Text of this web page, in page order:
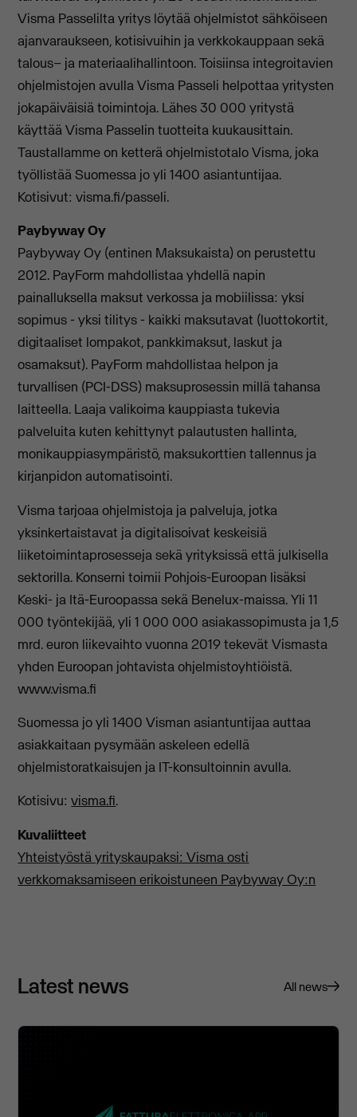
Visma Passelilta yritys löytää ohjelmistot sähköiseen
ajanvaraukseen, kotisivuihin ja verkkokauppaan sekä
talous– ja materiaalihallintoon. Toisiinsa integroitavien
ohjelmistojen avulla Visma Passeli helpottaa yritysten
jokapäiväisiä toimintoja. Lähes 30 000 yritystä
käyttää Visma Passelin tuotteita kuukausittain.
Taustallamme on ketterä ohjelmistotalo Visma, joka
työllistää Suomessa jo yli 1400 asiantuntijaa.
Kotisivut: visma.fi/passeli.
Paybyway Oy
Paybyway Oy (entinen Maksukaista) on perustettu
2012. PayForm mahdollistaa yhdellä napin
painalluksella maksut verkossa ja mobiilissa: yksi
sopimus - yksi tilitys - kaikki maksutavat (luottokortit,
digitaaliset lompakot, pankkimaksut, laskut ja
osamaksut). PayForm mahdollistaa helpon ja
turvallisen (PCI-DSS) maksuprosessin millä tahansa
laitteella. Laaja valikoima kauppiasta tukevia
palveluita kuten kehittynyt palautusten hallinta,
monikauppiasympäristö, maksukorttien tallennus ja
kirjanpidon automatisointi.
Visma tarjoaa ohjelmistoja ja palveluja, jotka
yksinkertaistavat ja digitalisoivat keskeisiä
liiketoimintaprosesseja sekä yrityksissä että julkisella
sektorilla. Konserni toimii Pohjois-Euroopan lisäksi
Keski- ja Itä-Euroopassa sekä Benelux-maissa. Yli 11
000 työntekijää, yli 1 000 000 asiakassopimusta ja 1,5
mrd. euron liikevaihto vuonna 2019 tekevät Vismasta
yhden Euroopan johtavista ohjelmistoyhtiöistä.
www.visma.fi
Suomessa jo yli 1400 Visman asiantuntijaa auttaa
asiakkaitaan pysymään askeleen edellä
ohjelmistoratkaisujen ja IT-konsultoinnin avulla.
Kotisivu:visma.fi.
Kuvaliitteet
Yhteistyöstä yrityskaupaksi: Visma osti
verkkomaksamiseen erikoistuneen Paybyway Oy:n
Latest news All news